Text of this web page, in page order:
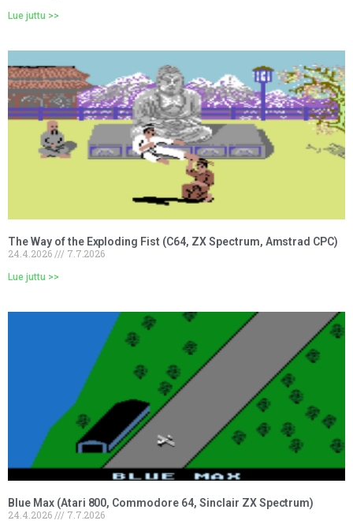
Lue juttu >>
The Way of the Exploding Fist (C64, ZX Spectrum, Amstrad CPC)
24.4.2026
7.7.2026
Lue juttu >>
Blue Max (Atari 800, Commodore 64, Sinclair ZX Spectrum)
24.4.2026
7.7.2026